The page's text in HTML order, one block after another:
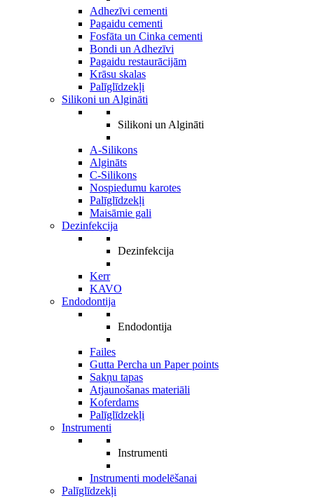
Adhezīvi cementi
Pagaidu cementi
Fosfāta un Cinka cementi
Bondi un Adhezīvi
Pagaidu restaurācijām
Krāsu skalas
Palīglīdzekļi
Silikoni un Algināti
Silikoni un Algināti
A-Silikons
Algināts
C-Silikons
Nospiedumu karotes
Palīglīdzekļi
Maisāmie gali
Dezinfekcija
Dezinfekcija
Kerr
KAVO
Endodontija
Endodontija
Failes
Gutta Percha un Paper points
Sakņu tapas
Atjaunošanas materiāli
Koferdams
Palīglīdzekļi
Instrumenti
Instrumenti
Instrumenti modelēšanai
Palīglīdzekļi